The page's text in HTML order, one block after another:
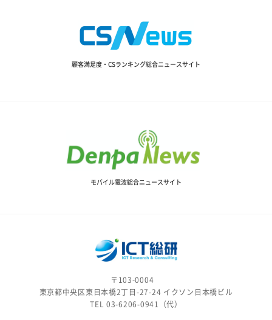
顧客満足度・CSランキング総合ニュースサイト
モバイル電波総合ニュースサイト
〒103-0004
東京都中央区東日本橋2丁目-27-24 イクソン日本橋ビル
TEL 03-6206-0941（代）